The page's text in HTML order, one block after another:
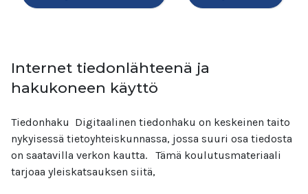
Internet tiedonlähteenä ja
hakukoneen käyttö
Tiedonhaku Digitaalinen tiedonhaku on keskeinen taito
nykyisessä tietoyhteiskunnassa, jossa suuri osa tiedosta
on saatavilla verkon kautta. ​ Tämä koulutusmateriaali
tarjoaa yleiskatsauksen siitä,